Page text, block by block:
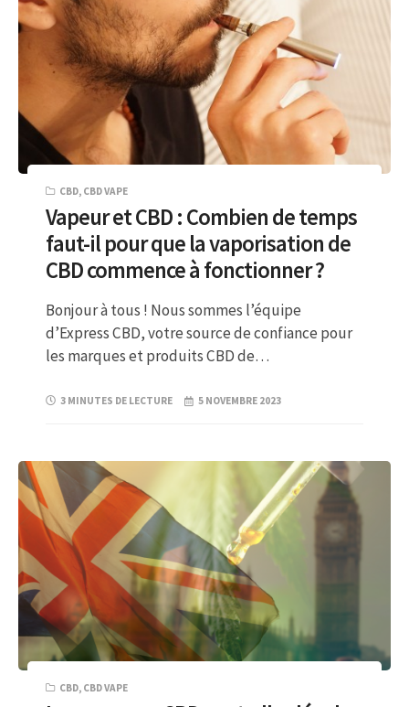
CBD, CBD VAPE
Vapeur et CBD : Combien de temps
faut-il pour que la vaporisation de
CBD commence à fonctionner ?
Bonjour à tous ! Nous sommes l’équipe
d’Express CBD, votre source de confiance pour
les marques et produits CBD de…
3 MINUTES DE LECTURE 5 NOVEMBRE 2023
CBD, CBD VAPE